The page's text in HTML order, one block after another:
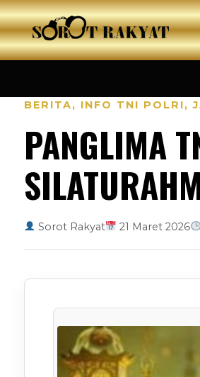
BERITA, INFO TNI POLRI,
PANGLIMA
Sorot Rakyat 21 Maret 2026